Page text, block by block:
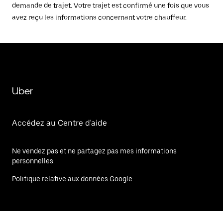
demande de trajet. Votre trajet est confirmé une fois que vous
avez reçu les informations concernant votre chauffeur.
Uber
Accédez au Centre d'aide
Ne vendez pas et ne partagez pas mes informations
personnelles.
Politique relative aux données Google